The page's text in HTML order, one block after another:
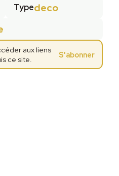
Typedeco
aux liens
ce site.
S'abonner